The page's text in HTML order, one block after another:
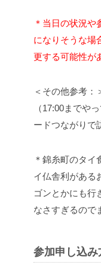
＊当日の状況や
になりそうな場
更する可能性が
＜その他参考：
（17:00までやっ
ードつながりで
＊錦糸町のタイ
イ仏舎利がある
ゴンとかにも行
なさすぎるので
参加申し込み